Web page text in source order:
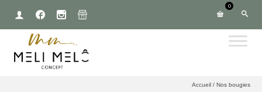
0
Accueil / Nos bougies